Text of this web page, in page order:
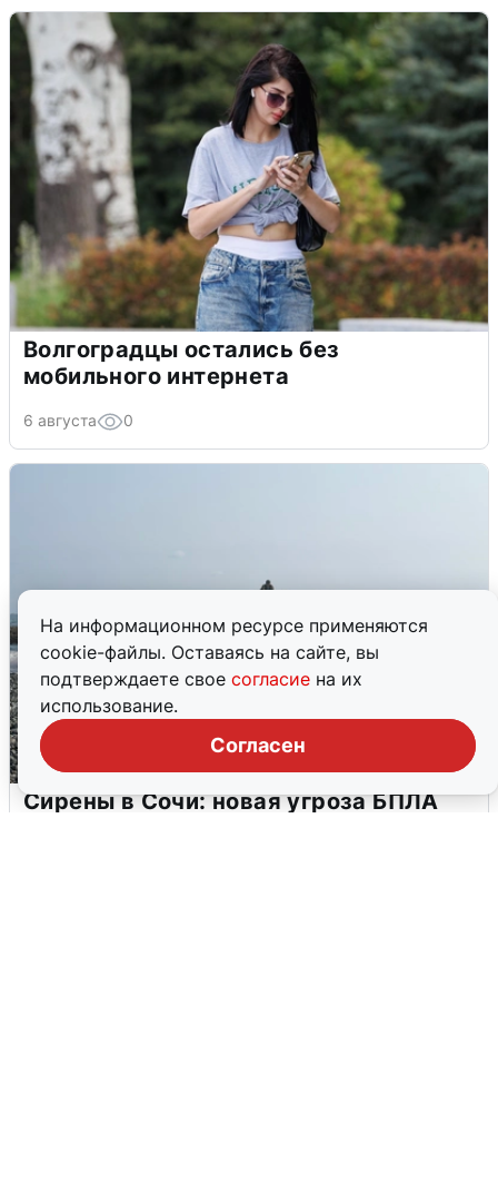
На информационном ресурсе применяются
cookie-файлы. Оставаясь на сайте, вы
подтверждаете свое согласие на их
использование.
Согласен
Волгоградцы остались без
мобильного интернета
6 августа 0
Сирены в Сочи: новая угроза БПЛА